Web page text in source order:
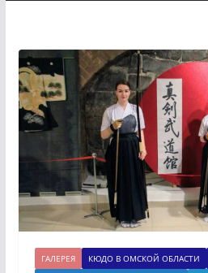
ГАЛЕРЕЯ КЮДО В ОМСКОЙ ОБЛАСТИ